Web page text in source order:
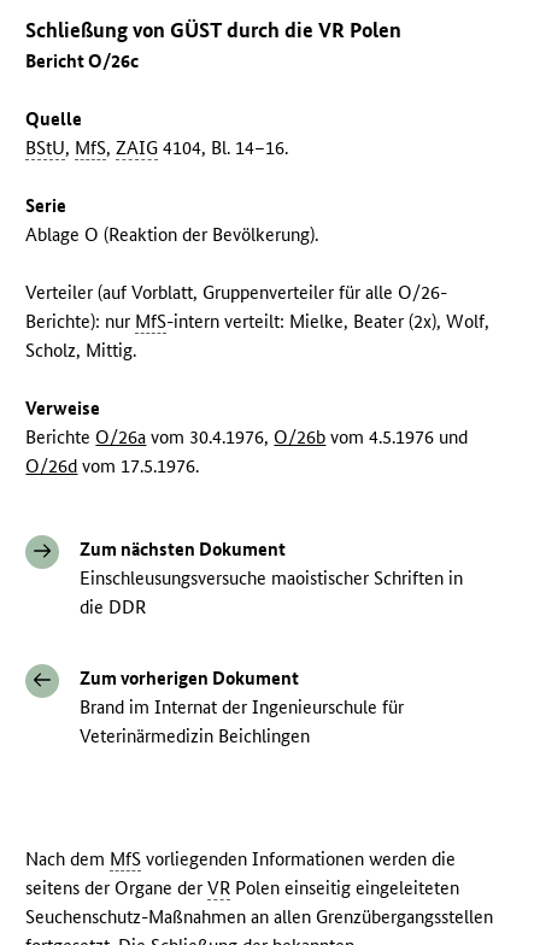
Schließung von GÜST durch die VR Polen
Bericht O/26c
Quelle
BStU, MfS,ZAIG 4104, Bl. 14–16.
Serie
Ablage O (Reaktion der Bevölkerung).
Verteiler (auf Vorblatt, Gruppenverteiler für alle O/26-
Berichte): nur MfS-intern verteilt: Mielke, Beater (2x), Wolf,
Scholz, Mittig.
Verweise
Berichte O/26a vom 30.4.1976, O/26b vom 4.5.1976 und
O/26d vom 17.5.1976.
Zum nächsten Dokument
Einschleusungsversuche maoistischer Schriften in
die DDR
Zum vorherigen Dokument
Brand im Internat der Ingenieurschule für
Veterinärmedizin Beichlingen
Nach dem MfS vorliegenden Informationen werden die
seitens der Organe derVR Polen einseitig eingeleiteten
Seuchenschutz-Maßnahmen an allen Grenzübergangsstellen